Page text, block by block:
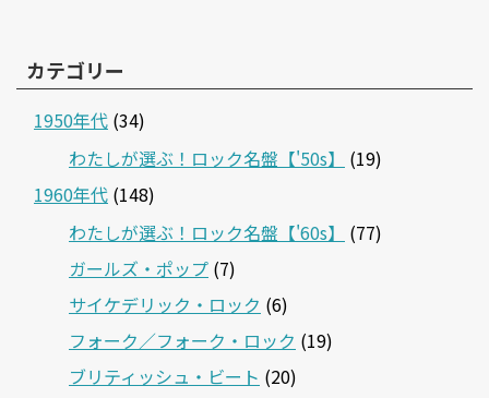
カテゴリー
1950年代 (34)
わたしが選ぶ！ロック名盤【'50s】
(19)
1960年代 (148)
わたしが選ぶ！ロック名盤【'60s】
(77)
ガールズ・ポップ (7)
サイケデリック・ロック (6)
フォーク／フォーク・ロック (19)
ブリティッシュ・ビート (20)